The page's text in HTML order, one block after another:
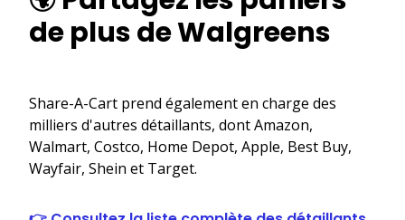
de plus de Walgreens
Share-A-Cart prend également en charge des
milliers d'autres détaillants, dont Amazon,
Walmart, Costco, Home Depot, Apple, Best Buy,
Wayfair, Shein et Target.